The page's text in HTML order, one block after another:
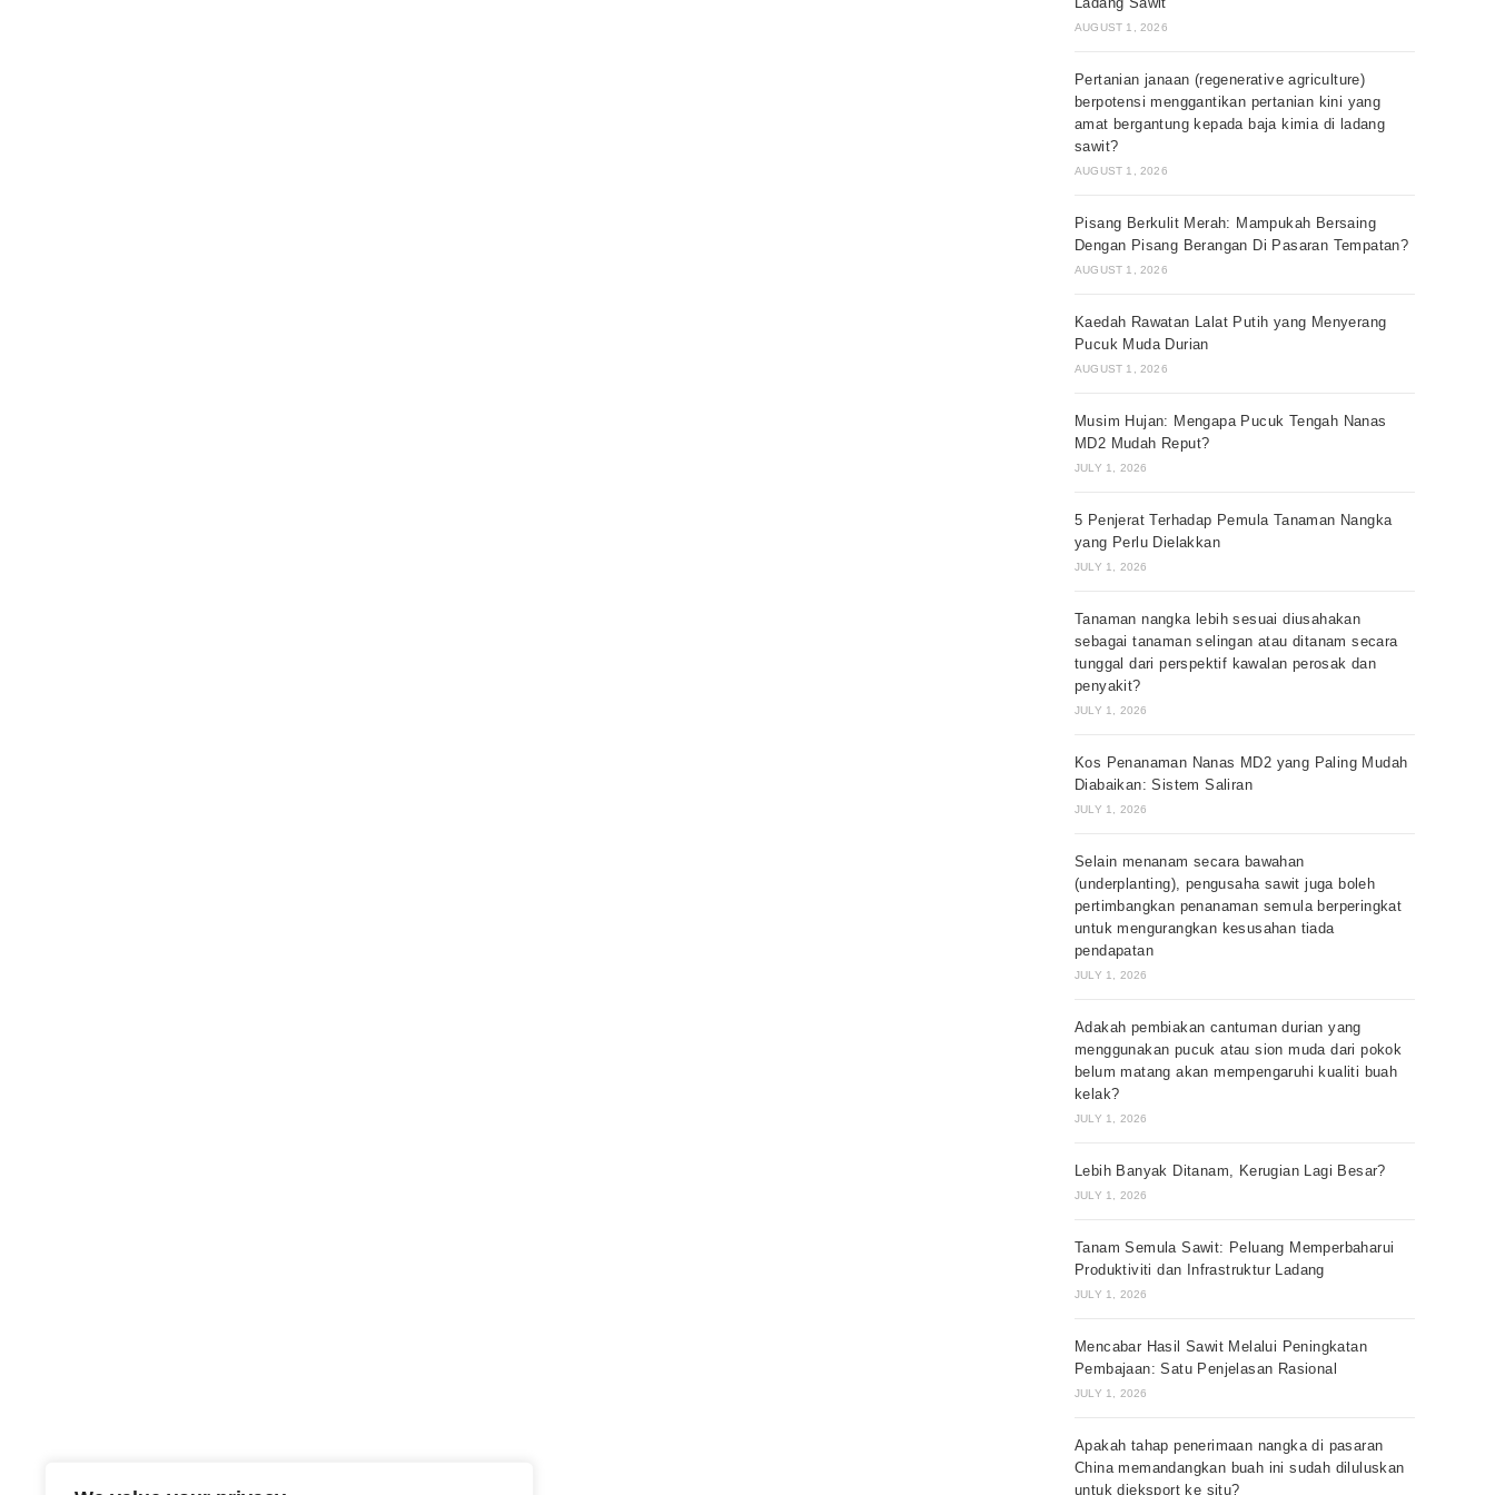
AUGUST 1, 2026
Pertanian janaan (regenerative agriculture)
berpotensi menggantikan pertanian kini yang
amat bergantung kepada baja kimia di ladang
sawit?
AUGUST 1, 2026
Pisang Berkulit Merah: Mampukah Bersaing
Dengan Pisang Berangan Di Pasaran Tempatan?
AUGUST 1, 2026
Kaedah Rawatan Lalat Putih yang Menyerang
Pucuk Muda Durian
AUGUST 1, 2026
Musim Hujan: Mengapa Pucuk Tengah Nanas
MD2 Mudah Reput?
JULY 1, 2026
5 Penjerat Terhadap Pemula Tanaman Nangka
yang Perlu Dielakkan
JULY 1, 2026
Tanaman nangka lebih sesuai diusahakan
sebagai tanaman selingan atau ditanam secara
tunggal dari perspektif kawalan perosak dan
penyakit?
JULY 1, 2026
Kos Penanaman Nanas MD2 yang Paling Mudah
Diabaikan: Sistem Saliran
JULY 1, 2026
Selain menanam secara bawahan
(underplanting), pengusaha sawit juga boleh
pertimbangkan penanaman semula berperingkat
untuk mengurangkan kesusahan tiada
pendapatan
JULY 1, 2026
Adakah pembiakan cantuman durian yang
menggunakan pucuk atau sion muda dari pokok
belum matang akan mempengaruhi kualiti buah
kelak?
JULY 1, 2026
Lebih Banyak Ditanam, Kerugian Lagi Besar?
JULY 1, 2026
Tanam Semula Sawit: Peluang Memperbaharui
Produktiviti dan Infrastruktur Ladang
JULY 1, 2026
Mencabar Hasil Sawit Melalui Peningkatan
Pembajaan: Satu Penjelasan Rasional
JULY 1, 2026
Apakah tahap penerimaan nangka di pasaran
China memandangkan buah ini sudah diluluskan
untuk dieksport ke situ?